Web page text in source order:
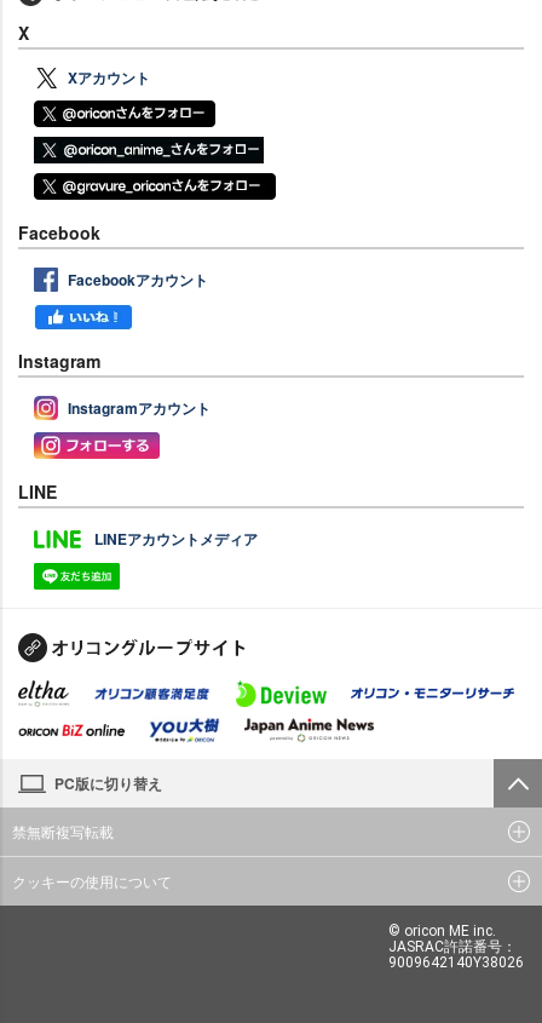
X
Xアカウント
Facebook
Facebookアカウント
Instagram
Instagramアカウント
LINE
LINEアカウントメディア
PC版に切り替え
禁無断複写転載
クッキーの使用について
© oricon ME inc.
JASRAC許諾番号：
9009642140Y38026